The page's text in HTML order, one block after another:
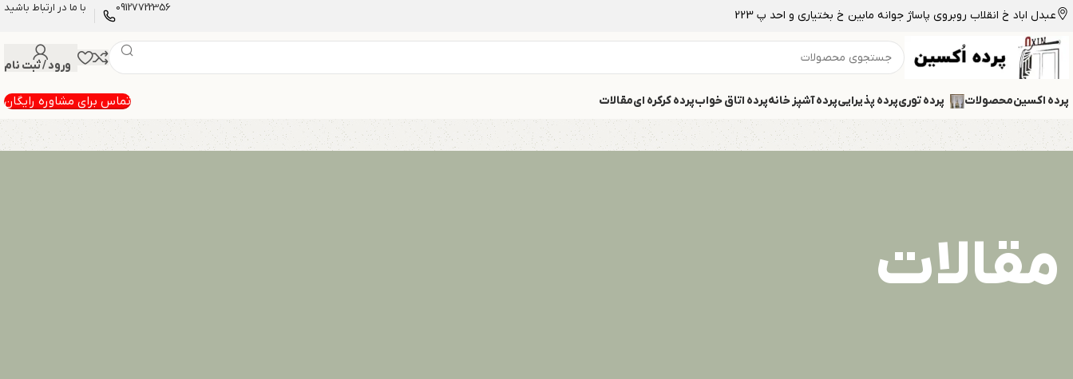
عبدل اباد خ انقلاب روبروی پاساژ جوانه مابین خ بختیاری و احد پ 223
09127722356 با ما در ارتباط باشید
ورود / ثبت نام
پرده اکسینمحصولات پرده توریپرده پذیراییپرده آشپز خانهپرده اتاق خوابپرده کرکره ایمقالات تماس برای مشاوره رایگان
مقالات